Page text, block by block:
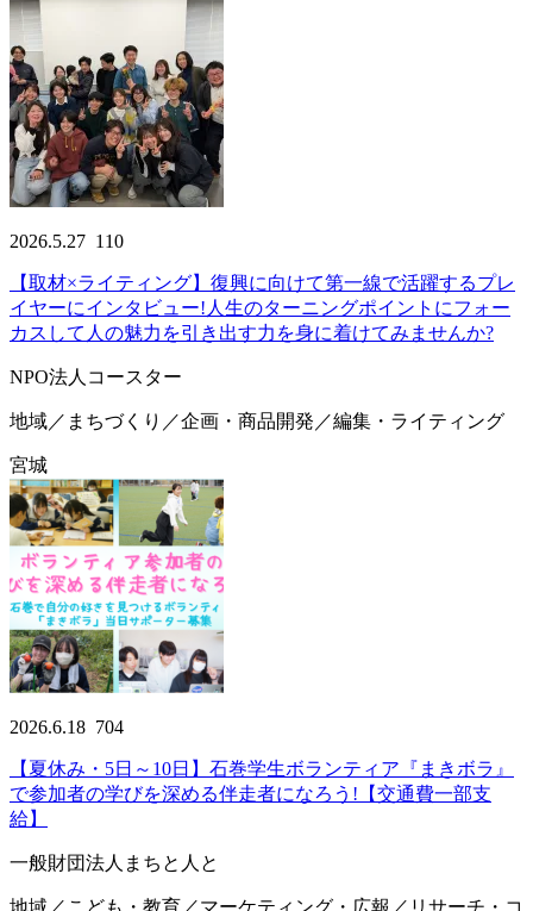
2026.5.27 110
【取材×ライティング】復興に向けて第一線で活躍するプレ
イヤーにインタビュー!人生のターニングポイントにフォー
カスして人の魅力を引き出す力を身に着けてみませんか?
NPO法人コースター
地域／まちづくり／企画・商品開発／編集・ライティング
宮城
2026.6.18 704
【夏休み・5日～10日】石巻学生ボランティア『まきボラ』
で参加者の学びを深める伴走者になろう!【交通費一部支
給】
一般財団法人まちと人と